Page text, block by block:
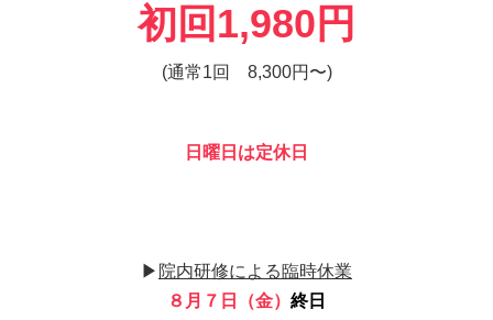
初回1,980円
(通常1回 8,300円〜)
日曜日は定休日
▶︎ 院内研修による臨時休業
８月７日（金） 終日